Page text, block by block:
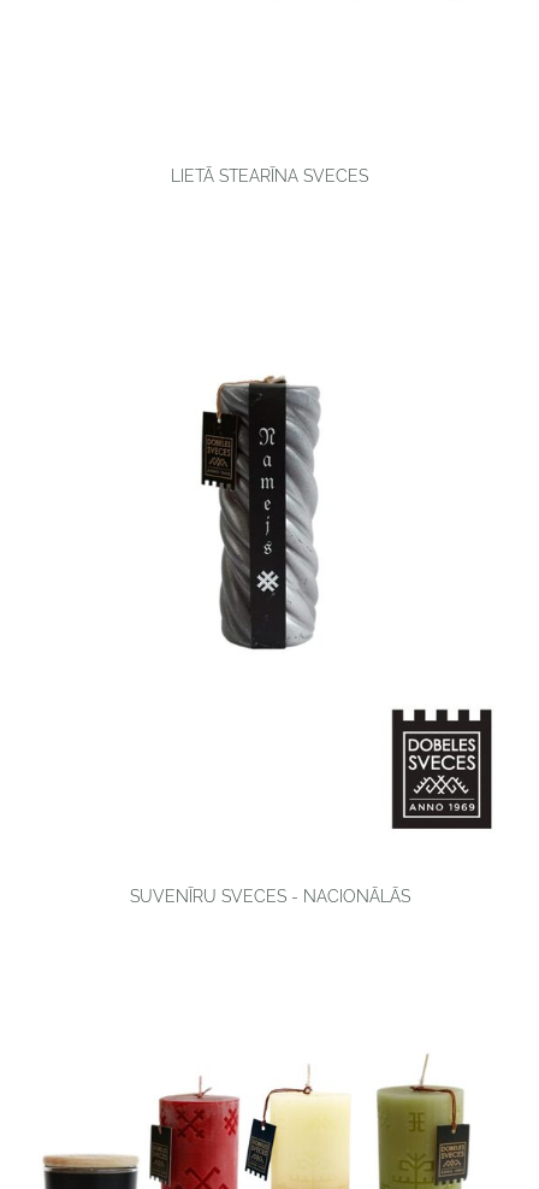
LIETĀ STEARĪNA SVECES
SUVENĪRU SVECES - NACIONĀLĀS